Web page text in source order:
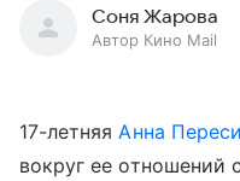
Соня Жарова
Автор Кино Mail
17-летняяАнна
вокруг ее отношений